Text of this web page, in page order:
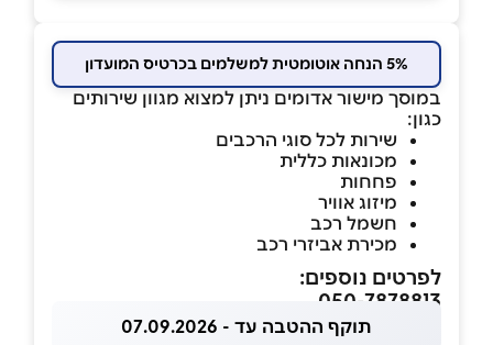
5% הנחה אוטומטית למשלמים בכרטיס המועדון
במוסך מישור אדומים ניתן למצוא מגוון שירותים
כגון:
שירות לכל סוגי הרכבים
מכונאות כללית
פחחות
מיזוג אוויר
חשמל רכב
מכירת אביזרי רכב
לפרטים נוספים:
050-7878813
תוקף ההטבה עד - 07.09.2026